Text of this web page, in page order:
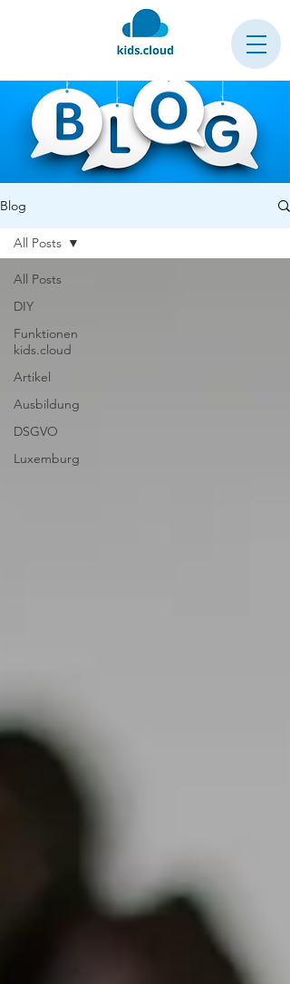
Blog
All Posts
DIY
Funktionen
kids.cloud
Artikel
Ausbildung
DSGVO
Luxemburg
All Posts